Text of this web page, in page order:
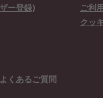
ー登録)
くあるご質問
ご利
クッ